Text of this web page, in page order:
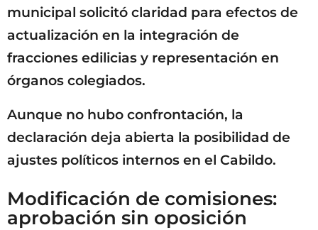
municipal solicitó claridad para efectos de
actualización en la integración de
fracciones edilicias y representación en
órganos colegiados.
Aunque no hubo confrontación, la
declaración deja abierta la posibilidad de
ajustes políticos internos en el Cabildo.
Modificación de comisiones:
aprobación sin oposición